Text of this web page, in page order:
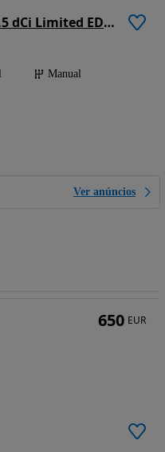
Renault Clio Sport Tourer 1.5 dCi Limited EDition
Manual
Ver anúncios
650 EUR